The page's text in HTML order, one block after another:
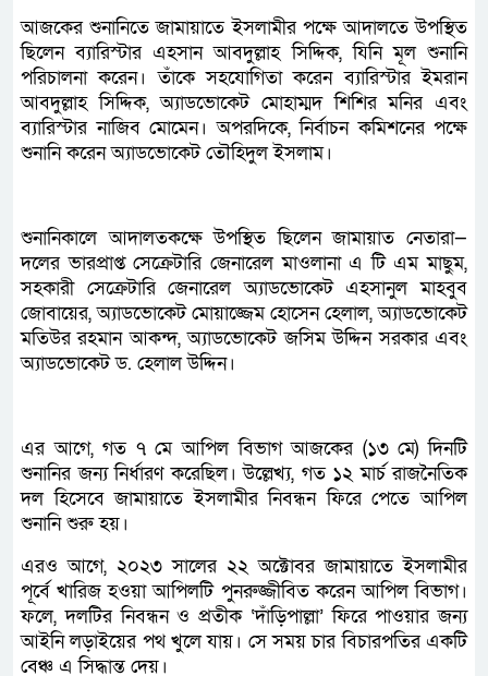
আজকের শুনানিতে জামায়াতে ইসলামীর পক্ষে আদালতে উপস্থিত
ছিলেন ব্যারিস্টার এহসান আবদুল্লাহ সিদ্দিক, যিনি মূল শুনানি
পরিচালনা করেন। তাঁকে সহযোগিতা করেন ব্যারিস্টার ইমরান
আবদুল্লাহ সিদ্দিক, অ্যাডভোকেট মোহাম্মদ শিশির মনির এবং
ব্যারিস্টার নাজিব মোমেন। অপরদিকে, নির্বাচন কমিশনের পক্ষে
শুনানি করেন অ্যাডভোকেট তৌহিদুল ইসলাম।
শুনানিকালে আদালতকক্ষে উপস্থিত ছিলেন জামায়াত নেতারা—
দলের ভারপ্রাপ্ত সেক্রেটারি জেনারেল মাওলানা এ টি এম মাছুম,
সহকারী সেক্রেটারি জেনারেল অ্যাডভোকেট এহসানুল মাহবুব
জোবায়ের, অ্যাডভোকেট মোয়াজ্জেম হোসেন হেলাল, অ্যাডভোকেট
মতিউর রহমান আকন্দ, অ্যাডভোকেট জসিম উদ্দিন সরকার এবং
অ্যাডভোকেট ড. হেলাল উদ্দিন।
এর আগে, গত ৭ মে আপিল বিভাগ আজকের (১৩ মে) দিনটি
শুনানির জন্য নির্ধারণ করেছিল। উল্লেখ্য, গত ১২ মার্চ রাজনৈতিক
দল হিসেবে জামায়াতে ইসলামীর নিবন্ধন ফিরে পেতে আপিল
শুনানি শুরু হয়।
এরও আগে, ২০২৩ সালের ২২ অক্টোবর জামায়াতে ইসলামীর
পূর্বে খারিজ হওয়া আপিলটি পুনরুজ্জীবিত করেন আপিল বিভাগ।
ফলে, দলটির নিবন্ধন ও প্রতীক ‘দাঁড়িপাল্লা’ ফিরে পাওয়ার জন্য
আইনি লড়াইয়ের পথ খুলে যায়। সে সময় চার বিচারপতির একটি
বেঞ্চ এ সিদ্ধান্ত দেয়।